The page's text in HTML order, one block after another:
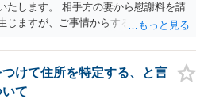
たします。 相手方の妻から慰謝料を請
じますが、ご事情からすると減額交渉
けて住所を特定する、と言
て